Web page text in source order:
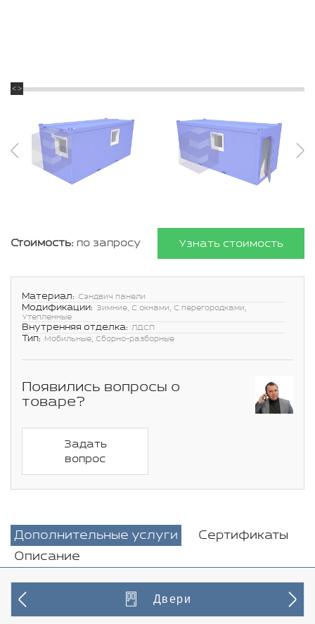
Стоимость: по запросу Узнать стоимость
Материал: Сэндвич панели
Модификации: Зимние, С окнами, С перегородками,
Утепленные
Внутренняя отделка: ЛДСП
Тип: Мобильные, Сборно-разборные
Появились вопросы о
товаре?
Задать
вопрос
Дополнительные услуги
Сертификаты
Описание
Двери